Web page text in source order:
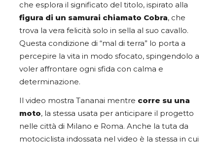
che esplora il significato del titolo, ispirato alla
figura di un samurai chiamato Cobra, che
trova la vera felicità solo in sella al suo cavallo.
Questa condizione di “mal di terra” lo porta a
percepire la vita in modo sfocato, spingendolo a
voler affrontare ogni sfida con calma e
determinazione.
Il video mostra Tananai mentre corre su una
moto, la stessa usata per anticipare il progetto
nelle città di Milano e Roma. Anche la tuta da
motociclista indossata nel video è la stessa in cui